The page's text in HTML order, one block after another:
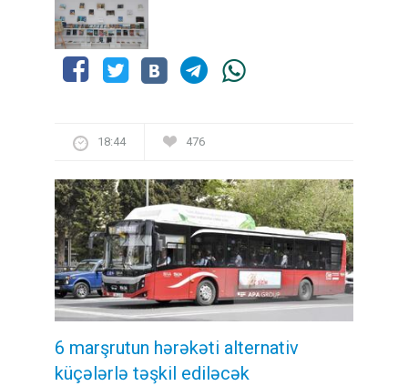
18:44 476
6 marşrutun hərəkəti alternativ
küçələrlə təşkil ediləcək